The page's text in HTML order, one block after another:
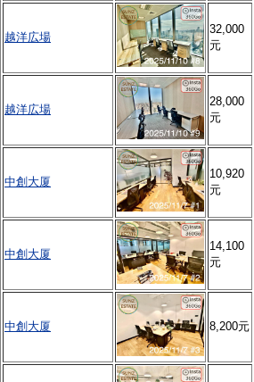
越洋広場
32,000
元
越洋広場
28,000
元
中創大厦
10,920
元
中創大厦
14,100
元
中創大厦 8,200元